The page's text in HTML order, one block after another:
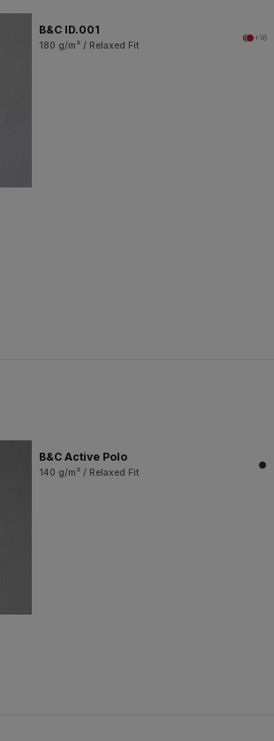
B&C ID.001
180 g/m² / Relaxed Fit
+16
B&C Active Polo
140 g/m² / Relaxed Fit